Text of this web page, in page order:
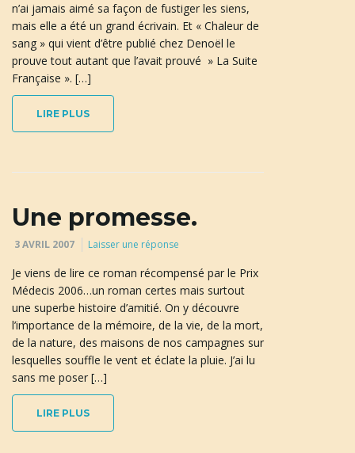
n’ai jamais aimé sa façon de fustiger les siens,
mais elle a été un grand écrivain. Et « Chaleur de
sang » qui vient d’être publié chez Denoël le
prouve tout autant que l’avait prouvé » La Suite
Française ». […]
LIRE PLUS
Une promesse.
3 AVRIL 2007 Laisser une réponse
Je viens de lire ce roman récompensé par le Prix
Médecis 2006…un roman certes mais surtout
une superbe histoire d’amitié. On y découvre
l’importance de la mémoire, de la vie, de la mort,
de la nature, des maisons de nos campagnes sur
lesquelles souffle le vent et éclate la pluie. J’ai lu
sans me poser […]
LIRE PLUS